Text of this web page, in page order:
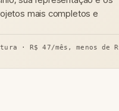
mais completos e
· R$ 47/mês, menos